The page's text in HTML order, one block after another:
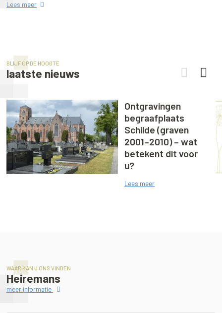
Lees meer
BLIJF OP DE HOOGTE
laatste nieuws
Ontgravingen
begraafplaats
Schilde (graven
2001–2010) – wat
betekent dit voor
u?
Lees meer
WAAR KAN U ONS VINDEN
Heiremans
meer informatie